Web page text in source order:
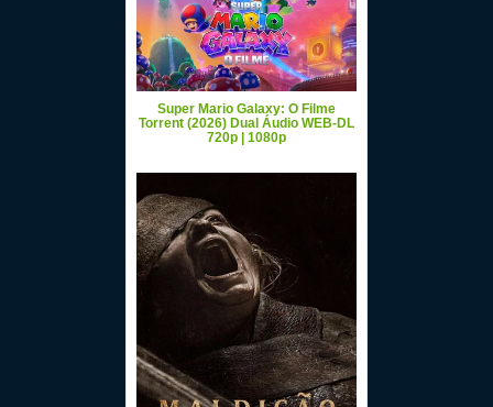
Super Mario Galaxy: O Filme
Torrent (2026) Dual Áudio WEB-DL
720p | 1080p